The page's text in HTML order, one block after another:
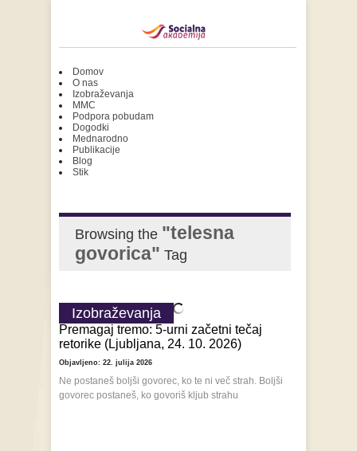
Domov
O nas
Izobraževanja
MMC
Podpora pobudam
Dogodki
Mednarodno
Publikacije
Blog
Stik
Browsing the "telesna
govorica" Tag
Izobraževanja
Premagaj tremo: 5-urni začetni tečaj
retorike (Ljubljana, 24. 10. 2026)
Objavljeno: 22. julija 2026
Ne postaneš boljši govorec, ko te ni več strah. Boljši
govorec postaneš, ko govoriš kljub strahu